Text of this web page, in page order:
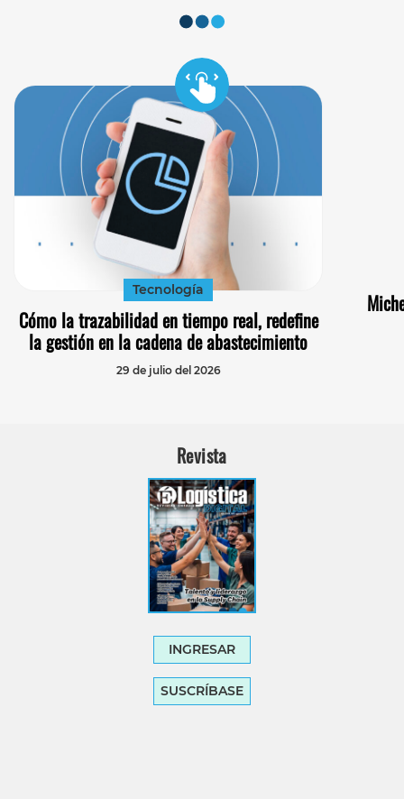
Tecnología
Cómo la trazabilidad en tiempo real, redefine
la gestión en la cadena de abastecimiento
29 de julio del 2026
Revista
INGRESAR
SUSCRÍBASE